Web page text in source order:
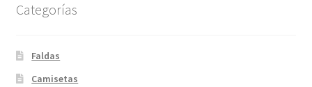
Categorías
Faldas
Camisetas